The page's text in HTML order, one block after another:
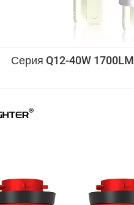
Серия Q12-40W 1700LM